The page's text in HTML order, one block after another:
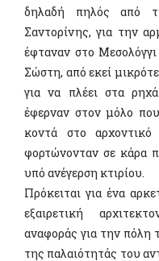
δηλαδή πηλός από
Σαντορίνης, για την
έφταναν στο
Σώστη, από εκεί
για να πλέει στα
έφερναν στον μόλο
κοντά στο
φορτώνονταν σε κάρα
υπό ανέγερση κτιρίου.
Πρόκειται για ένα
εξαιρετική
αναφοράς για την πόλη
της παλαιότητάς του